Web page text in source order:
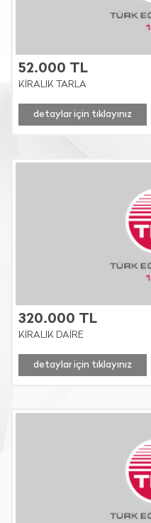
52.000 TL
KİRALIK TARLA
detaylar için tıklayınız
320.000 TL
KİRALIK DAİRE
detaylar için tıklayınız